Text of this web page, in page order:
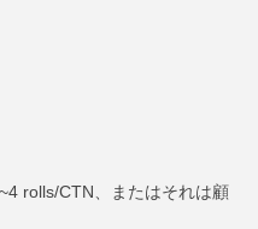
rolls/CTN、またはそれは顧